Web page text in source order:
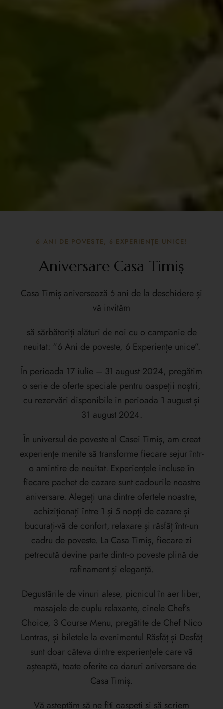
6 ANI DE POVESTE, 6 EXPERIENȚE UNICE!
Aniversare Casa Timiș
Casa Timiș aniversează 6 ani de la deschidere și
vă invităm
să sărbătoriți alături de noi cu o campanie de
neuitat: “6 Ani de poveste, 6 Experiențe unice”.
În perioada 17 iulie – 31 august 2024, pregătim
o serie de oferte speciale pentru oaspeții noștri,
cu rezervări disponibile in perioada 1 august și
31 august 2024.
În universul de poveste al Casei Timiș, am creat
experiențe menite să transforme fiecare sejur într-
o amintire de neuitat. Experiențele incluse în
fiecare pachet de cazare sunt cadourile noastre
aniversare. Alegeți una dintre ofertele noastre,
achiziționați între 1 și 5 nopți de cazare și
bucurați-vă de confort, relaxare și răsfăț într-un
cadru de poveste. La Casa Timiș, fiecare zi
petrecută devine parte dintr-o poveste plină de
rafinament și eleganță.
Degustările de vinuri alese, picnicul în aer liber,
masajele de cuplu relaxante, cinele Chef’s
Choice, 3 Course Menu, pregătite de Chef Nico
Lontras, și biletele la evenimentul Răsfăț și Desfăț
sunt doar câteva dintre experiențele care vă
așteaptă, toate oferite ca daruri aniversare de
Casa Timiș.
Vă așteptăm să ne fiți oaspeți și să scriem